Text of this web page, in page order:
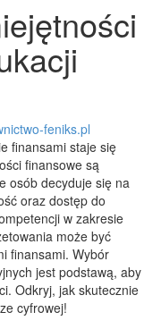
feniks.pl
finansami staje się
finansowe są
osób decyduje się na
oraz dostęp do
w zakresie
może być
finansami. Wybór
jest podstawą, aby
Odkryj, jak skutecznie
cyfrowej!